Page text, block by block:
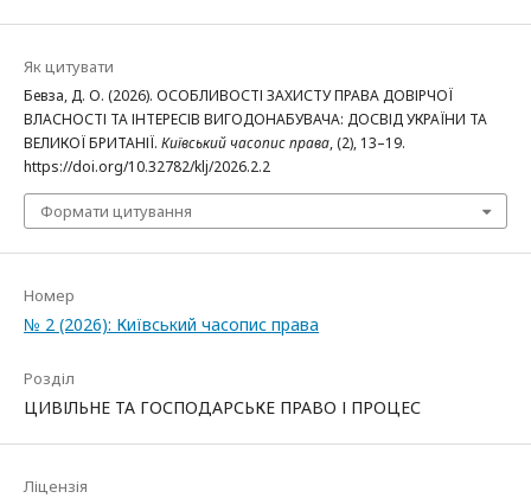
Як цитувати
Бевза, Д. О. (2026). ОСОБЛИВОСТІ ЗАХИСТУ ПРАВА ДОВІРЧОЇ
ВЛАСНОСТІ ТА ІНТЕРЕСІВ ВИГОДОНАБУВАЧА: ДОСВІД УКРАЇНИ ТА
ВЕЛИКОЇ БРИТАНІЇ. Київський часопис права, (2), 13–19.
https://doi.org/10.32782/klj/2026.2.2
Формати цитування
Номер
№ 2 (2026): Київський часопис права
Розділ
ЦИВІЛЬНЕ ТА ГОСПОДАРСЬКЕ ПРАВО І ПРОЦЕС
Ліцензія